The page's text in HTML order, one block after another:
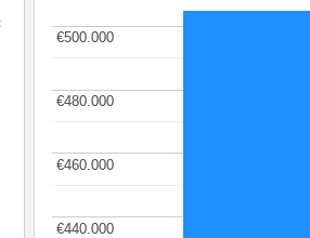
€440.000
€440.000
€460.000
€460.000
€480.000
€480.000
€500.000
€500.000